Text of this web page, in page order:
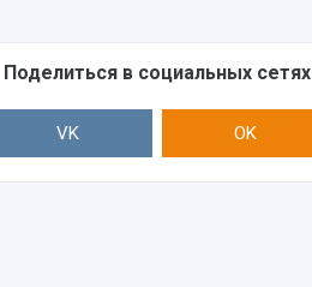
Поделиться в социальных сетях
VK OK